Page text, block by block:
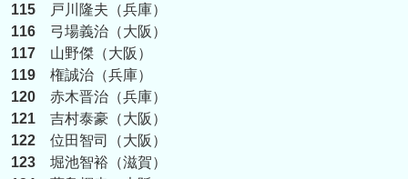
115 戸川隆夫（兵庫）
116 弓場義治（大阪）
117 山野傑（大阪）
119 権誠治（兵庫）
120 赤木晋治（兵庫）
121 吉村泰豪（大阪）
122 位田智司（大阪）
123 堀池智裕（滋賀）